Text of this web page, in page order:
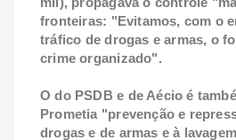
fronteiras: "Evitamos, com o
tráfico de drogas e armas, o
crime organizado".
O do PSDB e de Aécio é
Prometia "prevenção e
drogas e de armas e à